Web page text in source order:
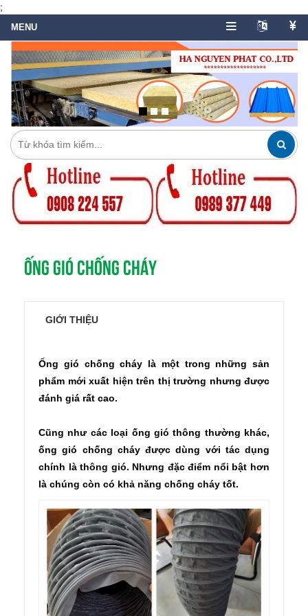
;
ỐNG GIÓ CHỐNG CHÁY
GIỚI THIỆU
Ống gió chống cháy là một trong những sản
phẩm mới xuất hiện trên thị trường nhưng được
đánh giá rất cao.
Cũng như các loại ống gió thông thường khác,
ống gió chống cháy được dùng với tác dụng
chính là thông gió. Nhưng đặc điểm nổi bật hơn
là chúng còn có khả năng chống cháy tốt.